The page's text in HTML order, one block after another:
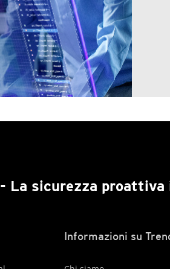
- La sicurezza proattiva
Informazioni su